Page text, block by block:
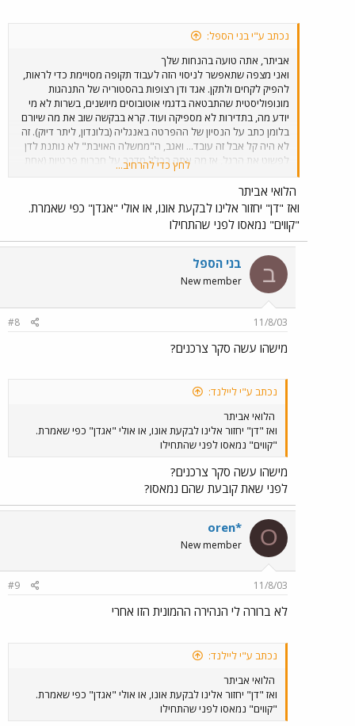
נכתב ע"י בני הספל:
אביתר, אתה טועה בהנחות שלך
ואני מצפה שתאפשר לניסוי הזה לעבוד תקופה מסויימת כדי לראות,
להפיק לקחים ולתקן. אגד ודן רצופות בהסטוריה של התנהגות
מונופוליסטית שהתבטאה בדגמי אוטובוסים מיושנים, בשרות לא מי
יודע מה, בתדירות לא מספיקה ועוד. קרא בבקשה שוב את מה שיורם
בלומן כתב על הנסיון של ההפרטה באנגליה (בלונדון, ליתר דיוק). זה
לא היה קל אבל זה עובד... ואגב, ה"ממשלה האויבת" לא נותנת לדן
לפשוט את הרגל, אז מה אתה בכלל מדבר על חברות פרטיות (אחת
בעצם) שקשה להן כלכלית? ואגב, מה שלום הויברטי?
לחץ כדי להרחיב...
הלואי אביתר
ואז "דן" יחזור אלינו לבקעת אונו, או אולי "אגדן" כפי שאמרת.
"קווים" נמאסו לפני שהתחילו
ב בני הספל
New member
11/8/03
#8
מישהו עשה סקר צרכנים?
נכתב ע"י ליילנד:
הלואי אביתר
ואז "דן" יחזור אלינו לבקעת אונו, או אולי "אגדן" כפי שאמרת.
"קווים" נמאסו לפני שהתחילו
מישהו עשה סקר צרכנים?
לפני שאת קובעת שהם נמאסו?
O
oren*
New member
11/8/03
#9
לא ברורה לי הנהירה ההמונית הזו אחרי
נכתב ע"י ליילנד:
הלואי אביתר
ואז "דן" יחזור אלינו לבקעת אונו, או אולי "אגדן" כפי שאמרת.
"קווים" נמאסו לפני שהתחילו